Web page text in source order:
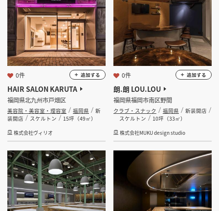
HAIR SALON KARUTA
福岡県北九州市戸畑区
美容院・美容室・理容室 福岡県
新
装開店
スケルトン
15坪（49㎡）
株式会社ヴィリオ
0件 追加する
朗.朗 LOU.LOU
福岡県福岡市南区野間
クラブ・スナック 福岡県
新装開店
スケルトン
10坪（33㎡）
株式会社MUKU design studio
0件 追加する